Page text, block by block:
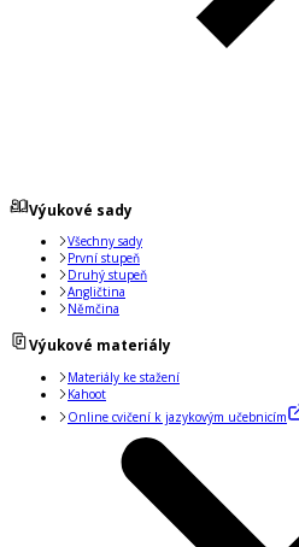
Výukové sady
Všechny sady
První stupeň
Druhý stupeň
Angličtina
Němčina
Výukové materiály
Materiály ke stažení
Kahoot
Online cvičení k jazykovým učebnicím